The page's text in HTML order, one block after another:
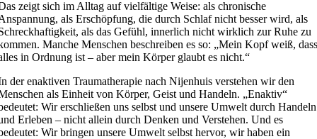
zeigt sich im Alltag auf vielfältige Weise: als chronische
als Erschöpfung, die durch Schlaf nicht besser wird, als
als das Gefühl, innerlich nicht wirklich zur Ruhe zu
Manche Menschen beschreiben es so: „Mein Kopf weiß,
in Ordnung ist – aber mein Körper glaubt es nicht.“
der enaktiven Traumatherapie nach Nijenhuis verstehen wir den
als Einheit von Körper, Geist und Handeln. „Enaktiv“
Wir erschließen uns selbst und unsere Umwelt durch Handeln
Erleben – nicht allein durch Denken und Verstehen. Und es
Wir bringen unsere Umwelt selbst hervor, wir haben ein